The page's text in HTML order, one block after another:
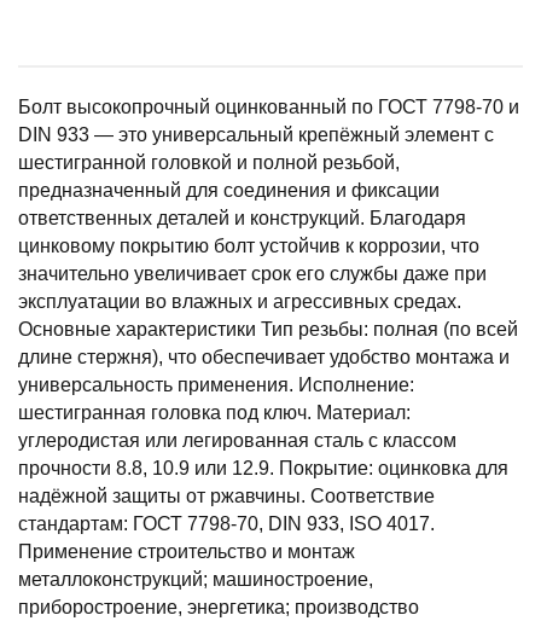
Болт высокопрочный оцинкованный по ГОСТ 7798-70 и
DIN 933 — это универсальный крепёжный элемент с
шестигранной головкой и полной резьбой,
предназначенный для соединения и фиксации
ответственных деталей и конструкций. Благодаря
цинковому покрытию болт устойчив к коррозии, что
значительно увеличивает срок его службы даже при
эксплуатации во влажных и агрессивных средах.
Основные характеристики Тип резьбы: полная (по всей
длине стержня), что обеспечивает удобство монтажа и
универсальность применения. Исполнение:
шестигранная головка под ключ. Материал:
углеродистая или легированная сталь с классом
прочности 8.8, 10.9 или 12.9. Покрытие: оцинковка для
надёжной защиты от ржавчины. Соответствие
стандартам: ГОСТ 7798-70, DIN 933, ISO 4017.
Применение строительство и монтаж
металлоконструкций; машиностроение,
приборостроение, энергетика; производство